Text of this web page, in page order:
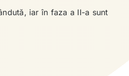
iar în faza a II-a sunt